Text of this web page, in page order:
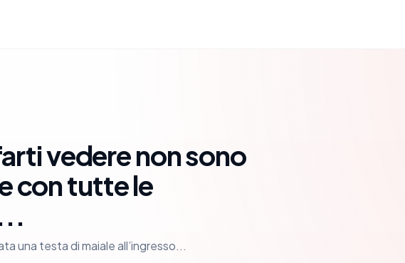
vedere non sono
con tutte le
una testa di maiale all’ingresso...